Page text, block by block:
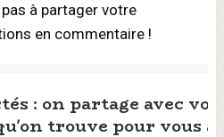
à partager votre
en commentaire !
: on partage avec
trouve pour vous